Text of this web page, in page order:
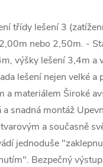
třídy lešení 3
nebo 2,50m. -
výšky lešení 3,4m
lešení nejen velké
a materiálem Široké
snadná montáž
a současně
jednoduše
Bezpečný